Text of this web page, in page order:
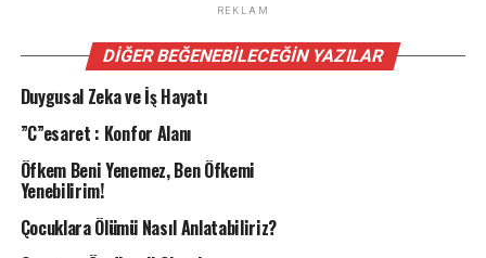
Kardeşin senden daha çalışkan. ( kıyaslama)
Utandırma, suçlama, aşağılama
Aşırı kontrol etme veya serbest bırakma
İhmal, istismar
Tutarsız kurallar koyma
Tehdit, korkutma, yıldırma, şiddet…
Özdeğer neden bu kadar önemlidir diye soracak olursak:
REKLAM
DIĞER BEĞENEBILECEĞIN YAZILAR
Duygusal Zeka ve İş Hayatı
”C”esaret : Konfor Alanı
Öfkem Beni Yenemez, Ben Öfkemi
Yenebilirim!
Çocuklara Ölümü Nasıl Anlatabiliriz?